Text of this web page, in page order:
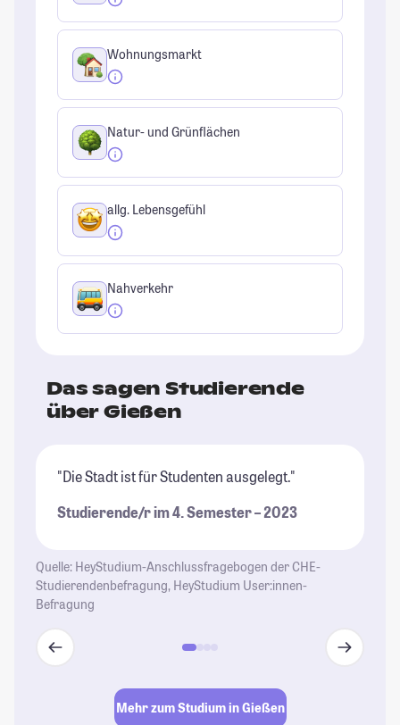
Wohnungsmarkt
Natur- und Grünflächen
allg. Lebensgefühl
Nahverkehr
Das sagen Studierende
über Gießen
"Die Stadt ist für Studenten ausgelegt."
Studierende/r im 4. Semester – 2023
Quelle: HeyStudium-Anschlussfragebogen der CHE-
Studierendenbefragung, HeyStudium User:innen-
Befragung
Mehr zum Studium in Gießen